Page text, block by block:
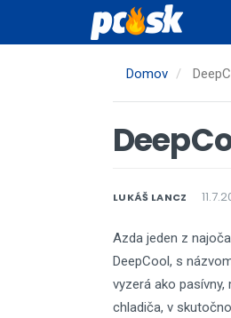
hlavný
Domov
LUKÁŠ LANCZ
Azda jeden z
DeepCool, s
vyzerá ako
chladiča, v